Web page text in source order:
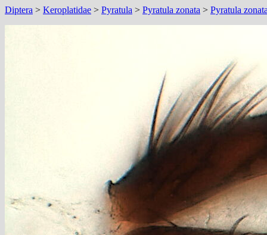
Diptera > Keroplatidae > Pyratula > Pyratula zonata > Pyratula